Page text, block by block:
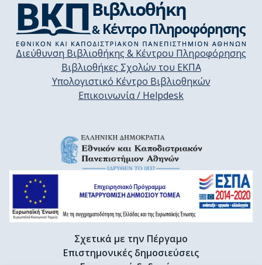
Διεύθυνση Βιβλιοθήκης & Κέντρου Πληροφόρησης
Βιβλιοθήκες Σχολών του ΕΚΠΑ
Υπολογιστικό Κέντρο Βιβλιοθηκών
Επικοινωνία / Helpdesk
Σχετικά με την Πέργαμο
Επιστημονικές δημοσιεύσεις